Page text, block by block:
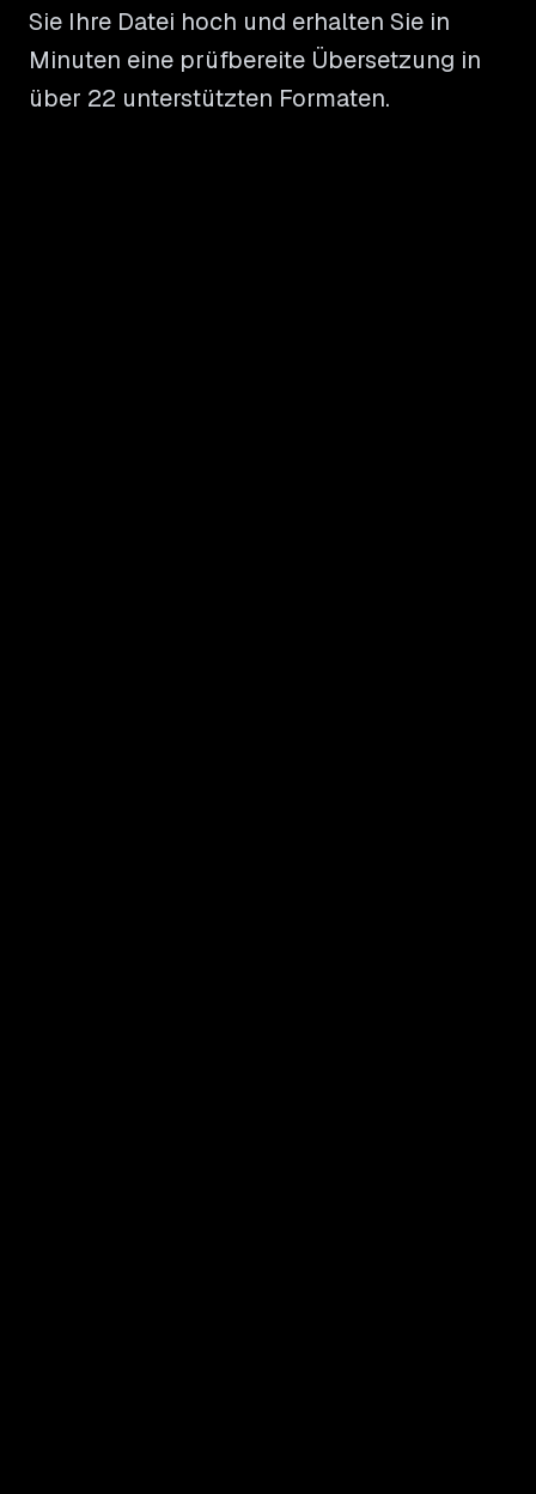
Sie Ihre Datei hoch und erhalten Sie in
Minuten eine prüfbereite Übersetzung in
über 22 unterstützten Formaten.